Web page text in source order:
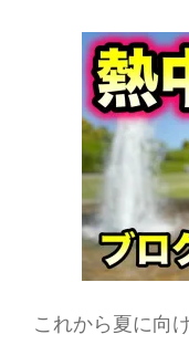
これから夏に向